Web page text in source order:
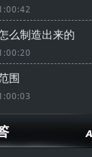
么制造出来的
围